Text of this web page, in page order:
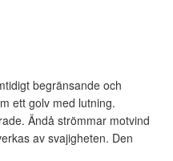
begränsande och
ett golv med lutning.
Ändå strömmar motvind
av svajigheten. Den